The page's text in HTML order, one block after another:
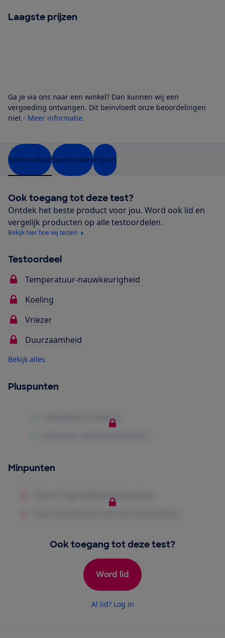
Laagste prijzen
Ga je via ons naar een winkel? Dan kunnen wij een
vergoeding ontvangen. Dit beïnvloedt onze beoordelingen
niet - Meer informatie.
TestresultaatSpecificatiesPrijzen
Ook toegang tot deze test?
Ontdek het beste product voor jou. Word ook lid en
vergelijk producten op alle testoordelen.
Bekijk hier hoe wij testen
Testoordeel
Temperatuur-nauwkeurigheid
Koeling
Vriezer
Duurzaamheid
Bekijk alles
Pluspunten
Minpunten
Ook toegang tot deze test?
Word lid
Al lid? Log in